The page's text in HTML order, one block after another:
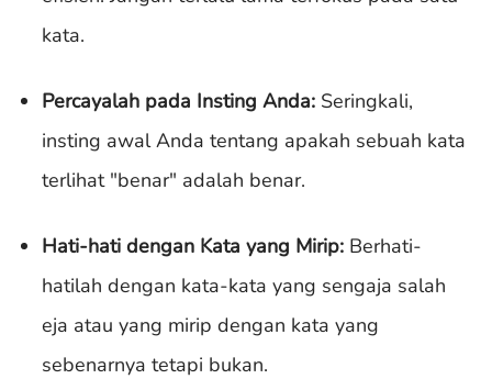
kata.
Percayalah pada Insting Anda: Seringkali,
insting awal Anda tentang apakah sebuah kata
terlihat "benar" adalah benar.
Hati-hati dengan Kata yang Mirip: Berhati-
hatilah dengan kata-kata yang sengaja salah
eja atau yang mirip dengan kata yang
sebenarnya tetapi bukan.